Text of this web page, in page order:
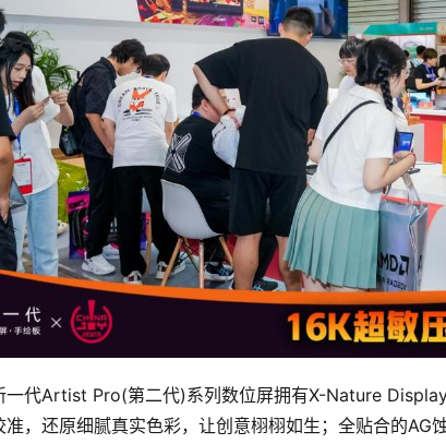
一代Artist Pro(第二代)系列数位屏拥有X-Nature
准，还原细腻真实色彩，让创意栩栩如生；全贴合的AG